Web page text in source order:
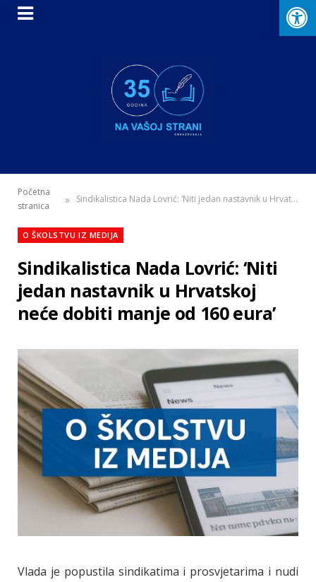
Početna
stranica
» Sindikalistica Nada Lovrić: ‘Niti jedan nastavnik u Hrvatskoj neće dobiti manje od 160 eura’
O ŠKOLSTVU IZ MEDIJA
Sindikalistica Nada Lovrić: ‘Niti
jedan nastavnik u Hrvatskoj
neće dobiti manje od 160 eura’
Vlada je popustila sindikatima i prosvjetarima i nudi